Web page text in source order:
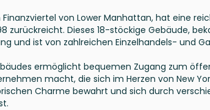
von Lower Manhattan, hat eine
zurückreicht. Dieses 18-stöckige Gebäude,
und ist von zahlreichen Einzelhandels- und
ermöglicht bequemen Zugang zum
macht, die sich im Herzen von New
Charme bewahrt und sich durch